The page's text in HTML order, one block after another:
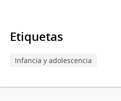
Etiquetas
Infancia y adolescencia